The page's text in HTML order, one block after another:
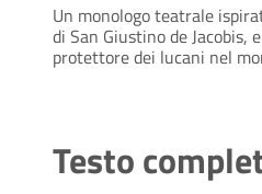
Un monologo teatrale
di San Giustino de Jacobis,
protettore dei lucani nel
Testo